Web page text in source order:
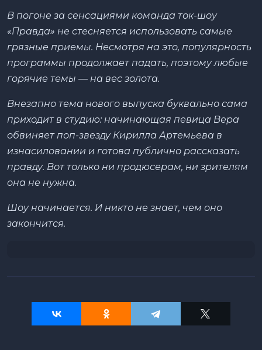
В погоне за сенсациями команда ток-шоу
«Правда» не стесняется использовать самые
грязные приемы. Несмотря на это, популярность
программы продолжает падать, поэтому любые
горячие темы — на вес золота.
Внезапно тема нового выпуска буквально сама
приходит в студию: начинающая певица Вера
обвиняет поп-звезду Кирилла Артемьева в
изнасиловании и готова публично рассказать
правду. Вот только ни продюсерам, ни зрителям
она не нужна.
Шоу начинается. И никто не знает, чем оно
закончится.